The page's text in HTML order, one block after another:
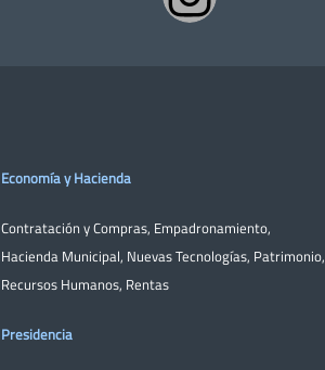
Economía y Hacienda
Contratación y Compras, Empadronamiento,
Hacienda Municipal, Nuevas Tecnologías, Patrimonio,
Recursos Humanos, Rentas
Presidencia